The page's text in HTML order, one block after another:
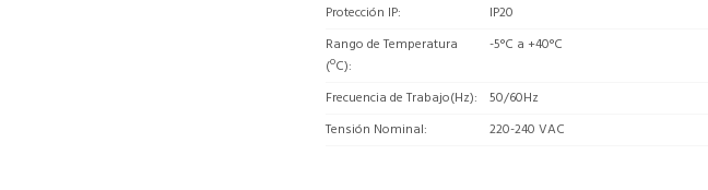
Protección IP
IP20
Rango de Temperatura
(ºC)
-5°C a +40°C
Frecuencia de Trabajo(Hz)
50/60Hz
Tensión Nominal
220-240 VAC